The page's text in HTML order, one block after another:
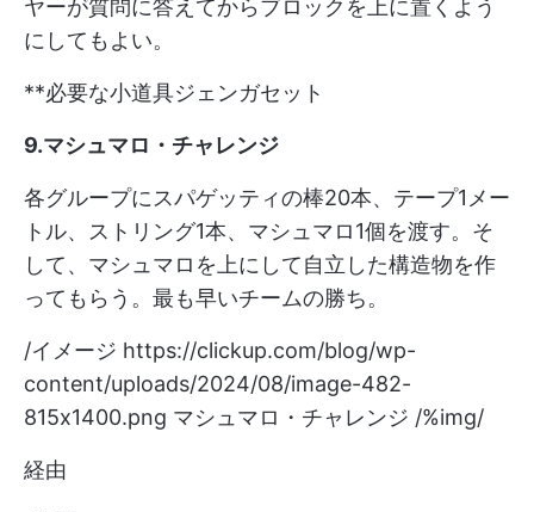
ヤーが質問に答えてからブロックを上に置くよう
にしてもよい。
**必要な小道具ジェンガセット
9.マシュマロ・チャレンジ
各グループにスパゲッティの棒20本、テープ1メー
トル、ストリング1本、マシュマロ1個を渡す。そ
して、マシュマロを上にして自立した構造物を作
ってもらう。最も早いチームの勝ち。
/イメージ https://clickup.com/blog/wp-
content/uploads/2024/08/image-482-
815x1400.png マシュマロ・チャレンジ /%img/
経由